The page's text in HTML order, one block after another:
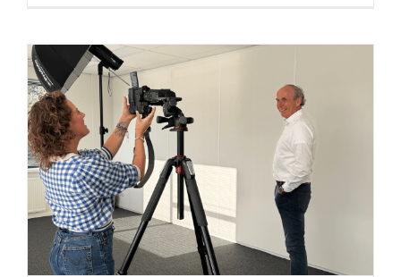
Nieuw in dienst: Matty Hummelink